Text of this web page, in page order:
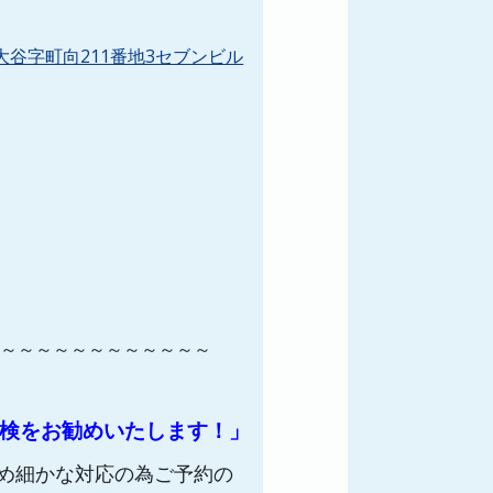
谷字町向211番地3セブンビル
～～～～～～～～～～～
をお勧めいたします！」
細かな対応の為ご予約の